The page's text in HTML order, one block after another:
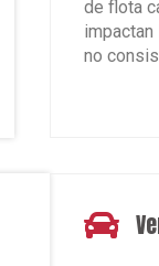
de flota
no